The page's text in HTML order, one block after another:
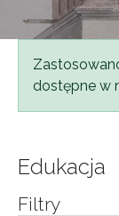
dostępne w
Edukacja
Filtry